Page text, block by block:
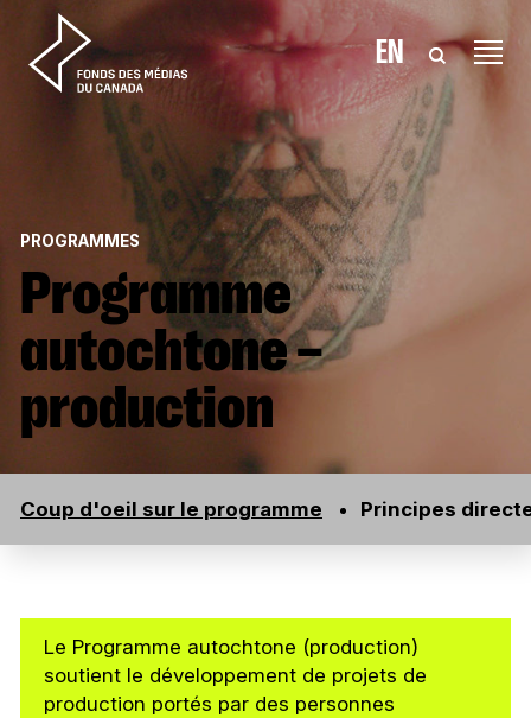
Aller au contenu EN
PROGRAMMES
Programme
autochtone –
production
Coup d'oeil sur le programme Principes
Le Programme autochtone (production)
soutient le développement de projets de
production portés par des personnes